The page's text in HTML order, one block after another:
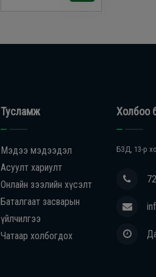
Тусламж
Мэдээ мэдээдэл
Асуулт хариулт
Онлайн зээлийн хүсэлт
Баталгаат засварын
үйлчилгээ
Чатаар холбогдох
Холбоо
БЗД, 13-р